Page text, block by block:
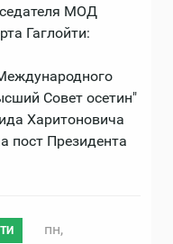
МОД
Гаглойти:
Совет осетин"
Харитоновича
пост Президента
пн,